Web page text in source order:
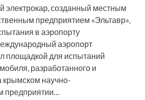
электрокар, созданный местным
предприятием «Эльтавр»,
в аэропорту
аэропорт
площадкой для испытаний
разработанного и
крымском научно-
предприятии…